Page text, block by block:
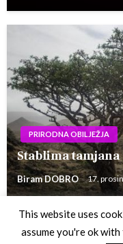
PRIRODNA OBILJEŽJA
Stablima
Biram DOBRO 17.
This website uses
assume you're ok